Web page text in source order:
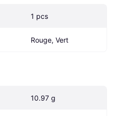
1 pcs
Rouge, Vert
10.97 g